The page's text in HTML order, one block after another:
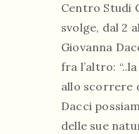
Centro Studi
svolge, dal 2
Giovanna
fra l’altro:
allo scorrere
Dacci
delle sue